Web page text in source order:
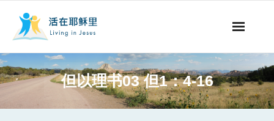
事工概要
但以理书03 但1：4-16